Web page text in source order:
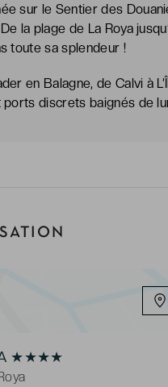
sur le Sentier des
la plage de La Roya
toute sa splendeur !
en Balagne, de Calvi à
ports discrets baignés de
★★★★